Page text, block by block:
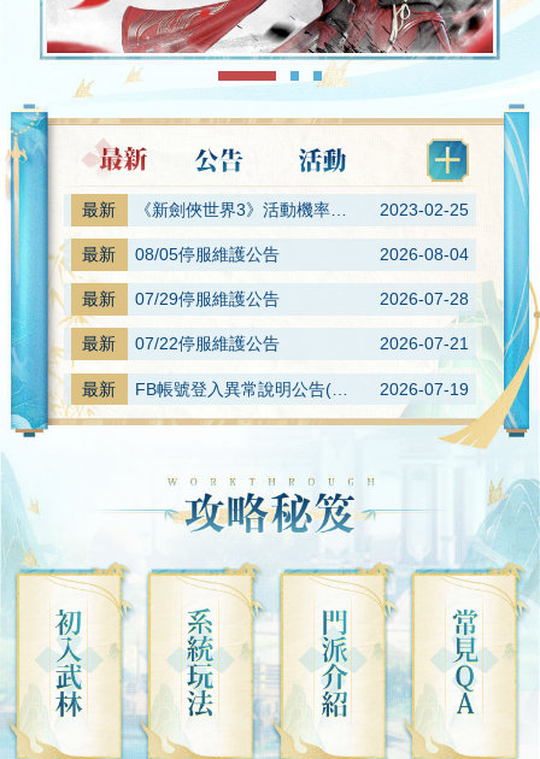
最新 《新劍俠世界3》活動機率公示 2023-02-25
最新 08/05停服維護公告 2026-08-04
最新 07/29停服維護公告 2026-07-28
最新 07/22停服維護公告 2026-07-21
最新 FB帳號登入異常說明公告(已修復) 2026-07-19
2026-07-14
公
公
公
公
公
公